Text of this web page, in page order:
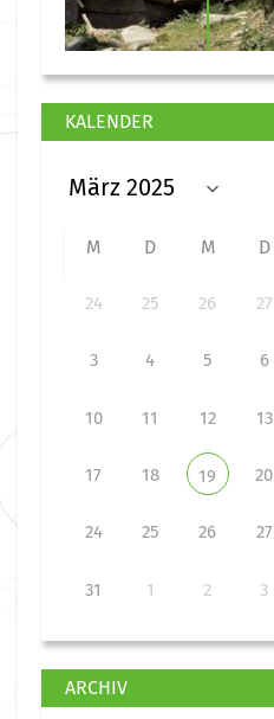
KALENDER
M D M D
24 25 26 27
3 4 5 6
10 11 12 13
17 18 19 20
24 25 26 27
31 1 2 3
ARCHIV